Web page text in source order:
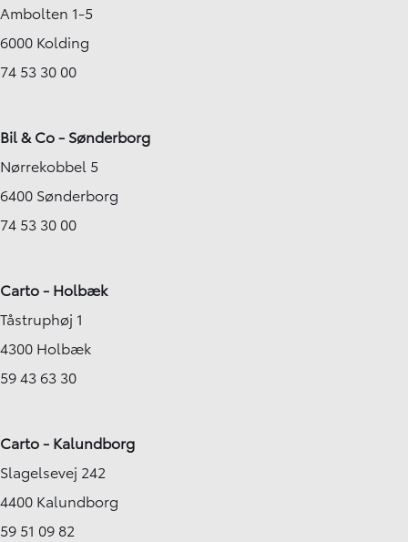
Ambolten 1-5
6000 Kolding
74 53 30 00
Bil & Co - Sønderborg
Nørrekobbel 5
6400 Sønderborg
74 53 30 00
Carto - Holbæk
Tåstruphøj 1
4300 Holbæk
59 43 63 30
Carto - Kalundborg
Slagelsevej 242
4400 Kalundborg
59 51 09 82